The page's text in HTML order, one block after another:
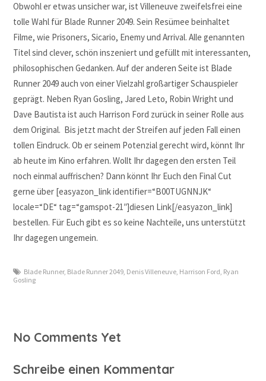
Obwohl er etwas unsicher war, ist Villeneuve zweifelsfrei eine
tolle Wahl für Blade Runner 2049. Sein Resümee beinhaltet
Filme, wie Prisoners, Sicario, Enemy und Arrival. Alle genannten
Titel sind clever, schön inszeniert und gefüllt mit interessanten,
philosophischen Gedanken. Auf der anderen Seite ist Blade
Runner 2049 auch von einer Vielzahl großartiger Schauspieler
geprägt. Neben Ryan Gosling, Jared Leto, Robin Wright und
Dave Bautista ist auch Harrison Ford zurück in seiner Rolle aus
dem Original. Bis jetzt macht der Streifen auf jeden Fall einen
tollen Eindruck. Ob er seinem Potenzial gerecht wird, könnt Ihr
ab heute im Kino erfahren. Wollt Ihr dagegen den ersten Teil
noch einmal auffrischen? Dann könnt Ihr Euch den Final Cut
gerne über [easyazon_link identifier=“B00TUGNNJK“
locale=“DE“ tag=“gamspot-21″]diesen Link[/easyazon_link]
bestellen. Für Euch gibt es so keine Nachteile, uns unterstützt
Ihr dagegen ungemein.
Blade Runner, Blade Runner 2049, Denis Villeneuve, Harrison Ford Ryan
Gosling
No Comments Yet
Schreibe einen Kommentar